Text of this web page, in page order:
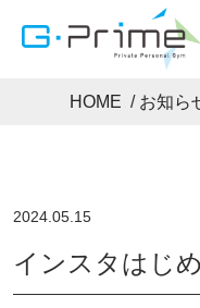
HOME / お知ら
インスタはじ
2024.05.15